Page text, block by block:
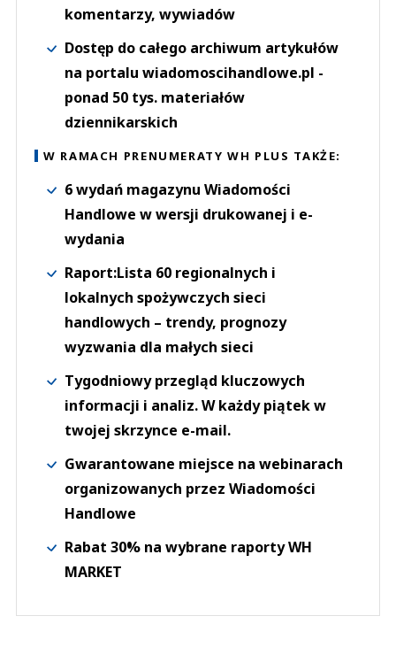
komentarzy, wywiadów
Dostęp do całego archiwum artykułów
na portalu wiadomoscihandlowe.pl -
ponad 50 tys. materiałów
dziennikarskich
W RAMACH PRENUMERATY WH PLUS TAKŻE:
6 wydań magazynu Wiadomości
Handlowe w wersji drukowanej i e-
wydania
Raport:Lista 60 regionalnych i
lokalnych spożywczych sieci
handlowych – trendy, prognozy
wyzwania dla małych sieci
Tygodniowy przegląd kluczowych
informacji i analiz. W każdy piątek w
twojej skrzynce e-mail.
Gwarantowane miejsce na webinarach
organizowanych przez Wiadomości
Handlowe
Rabat 30% na wybrane raporty WH
MARKET